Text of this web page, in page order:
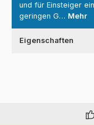
und für Einsteiger
geringen G… Mehr
Eigenschaften